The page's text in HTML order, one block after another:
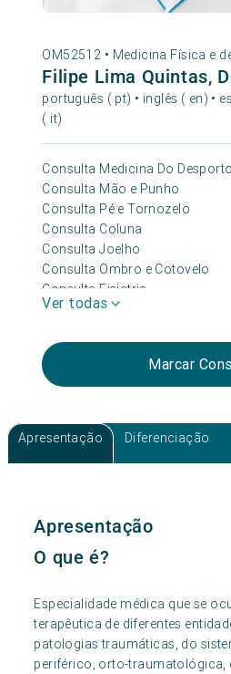
OM52512 • Medicina Física e
Filipe Lima Quintas,
português ( pt) • inglês ( en) •
( it)
Consulta Medicina Do
Consulta Mão e Punho
Consulta Pé e Tornozelo
Consulta Coluna
Consulta Joelho
Consulta Ombro e Cotovelo
Consulta Fisiatria
Consulta Reabilitação
Consulta Aptidão Médico-
Ver todas
Marcar
Apresentação Diferenciação
Apresentação
O que é?
Especialidade médica que se
terapêutica de diferentes
patologias traumáticas, do
periférico, orto-traumatológica,